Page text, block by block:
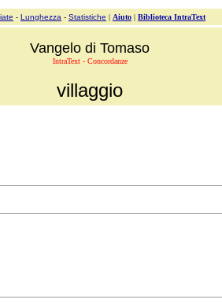
- Lunghezza - Statistiche | Aiuto | Biblioteca IntraText
Vangelo di Tomaso
IntraText - Concordanze
villaggio